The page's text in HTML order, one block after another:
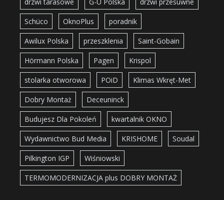
Schüco OknoPlus poradnik
Awilux Polska przeszklenia Saint-Gobain
Hörmann Polska Pagen Krispol
stolarka otworowa POiD Klimas Wkręt-Met
Dobry Montaż Deceuninck
Budujesz Dla Pokoleń kwartalnik OKNO
Wydawnictwo Bud Media KRISHOME Soudal
Pilkington IGP Wiśniowski
TERMOMODERNIZACJA plus DOBRY MONTAŻ